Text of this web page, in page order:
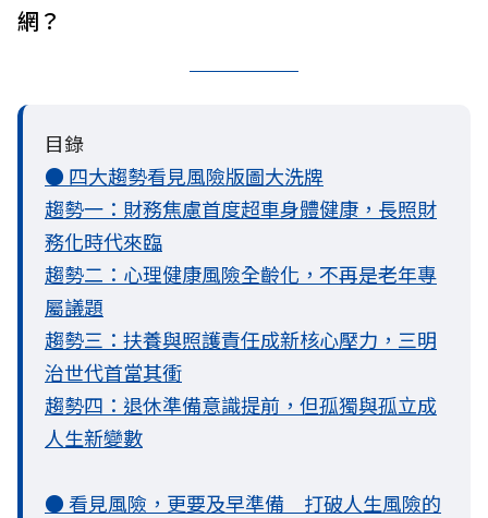
網？
目錄
● 四大趨勢看見風險版圖大洗牌
趨勢一：財務焦慮首度超車身體健康，長照財
務化時代來臨
趨勢二：心理健康風險全齡化，不再是老年專
屬議題
趨勢三：扶養與照護責任成新核心壓力，三明
治世代首當其衝
趨勢四：退休準備意識提前，但孤獨與孤立成
人生新變數
● 看見風險，更要及早準備 打破人生風險的